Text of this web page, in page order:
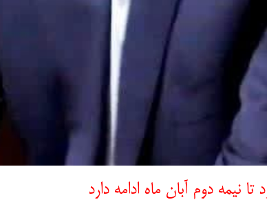
نیمه دوم آبان ماه ادامه دارد